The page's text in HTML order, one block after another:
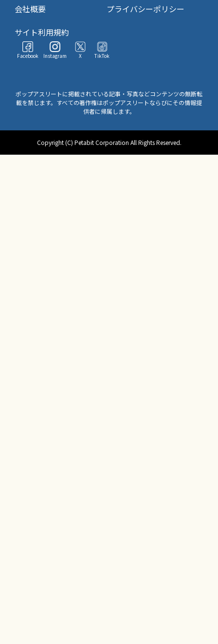
会社概要
プライバシーポリシー
サイト利用規約
Facebook Instagram X TikTok
ポップアスリートに掲載されている記事・写真などコンテンツの無断転
載を禁じます。すべての著作権はポップアスリートならびにその情報提
供者に帰属します。
Copyright (C) Petabit Corporation All Rights Reserved.